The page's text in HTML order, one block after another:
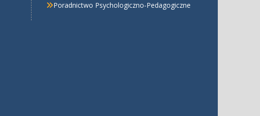
Poradnictwo Psychologiczno-Pedagogiczne